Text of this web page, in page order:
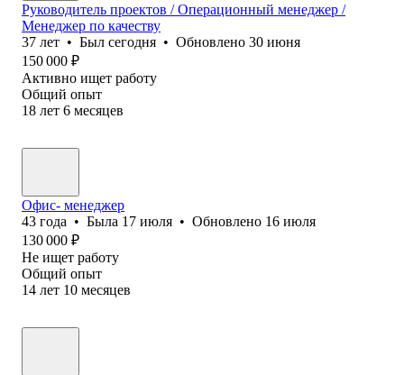
Руководитель проектов / Операционный менеджер /
Менеджер по качеству
37 лет • Был сегодня • Обновлено 30 июня
150 000 ₽
Активно ищет работу
Общий опыт
18 лет 6 месяцев
Офис- менеджер
43 года • Была 17 июля • Обновлено 16 июля
130 000 ₽
Не ищет работу
Общий опыт
14 лет 10 месяцев